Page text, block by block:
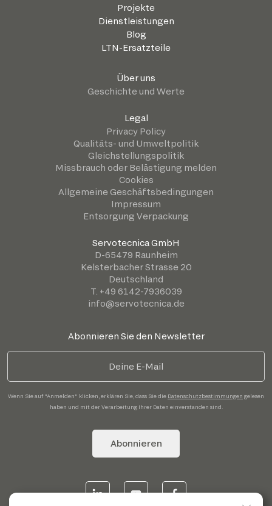
Projekte
Dienstleistungen
Blog
LTN-Ersatzteile
Über uns
Geschichte und Werte
Legal
Privacy Policy
Qualitäts- und Umweltpolitik
Gleichstellungspolitik
Missbrauch oder Belästigung melden
Cookies
Allgemeine Geschäftsbedingungen
Impressum
Entsorgung Verpackung
Servotecnica GmbH
D-65479 Raunheim
Kelsterbacher Strasse 20
Deutschland
T. +49 6142-7936039
info@servotecnica.de
Abonnieren Sie den Newsletter
Wenn Sie auf "Anmelden" klicken, erklären Sie, dass Sie die Datenschutzbestimmungen gelesen
haben und mit der Verarbeitung Ihrer Daten einverstanden sind.
Abonnieren